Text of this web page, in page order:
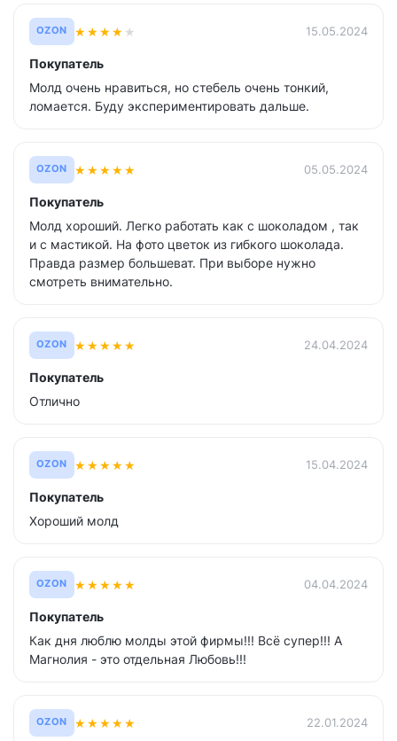
OZON ★★★★ ★ 15.05.2024
Покупатель
Молд очень нравиться, но стебель очень тонкий,
ломается. Буду экспериментировать дальше.
OZON ★★★★★ 05.05.2024
Покупатель
Молд хороший. Легко работать как с шоколадом , так
и с мастикой. На фото цветок из гибкого шоколада.
Правда размер большеват. При выборе нужно
смотреть внимательно.
OZON ★★★★★ 24.04.2024
Покупатель
Отлично
OZON ★★★★★ 15.04.2024
Покупатель
Хороший молд
OZON ★★★★★ 04.04.2024
Покупатель
Как дня люблю молды этой фирмы!!! Всё супер!!! А
Магнолия - это отдельная Любовь!!!
OZON ★★★★★ 22.01.2024